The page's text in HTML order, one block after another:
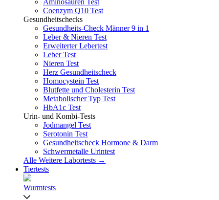
Coenzym Q10 Test
Gesundheitschecks
Gesundheits-Check Männer 9 in 1
Leber & Nieren Test
Erweiterter Lebertest
Leber Test
Nieren Test
Herz Gesundheitscheck
Homocystein Test
Blutfette und Cholesterin Test
Metabolischer Typ Test
HbA1c Test
Urin- und Kombi-Tests
Jodmangel Test
Serotonin Test
Gesundheitscheck Hormone & Darm
Schwermetalle Urintest
Alle Weitere Labortests →
Tiertests
Wurmtests